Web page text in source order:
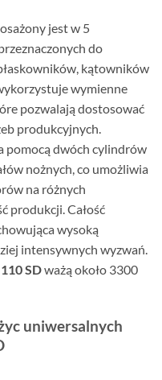
jest w 5
do
kątowników
wymienne
pozwalają dostosować
produkcyjnych.
pomocą dwóch cylindrów
nożnych, co umożliwia
na różnych
produkcji. Całość
wysoką
intensywnych wyzwań.
SDważą około 3300
uniwersalnych